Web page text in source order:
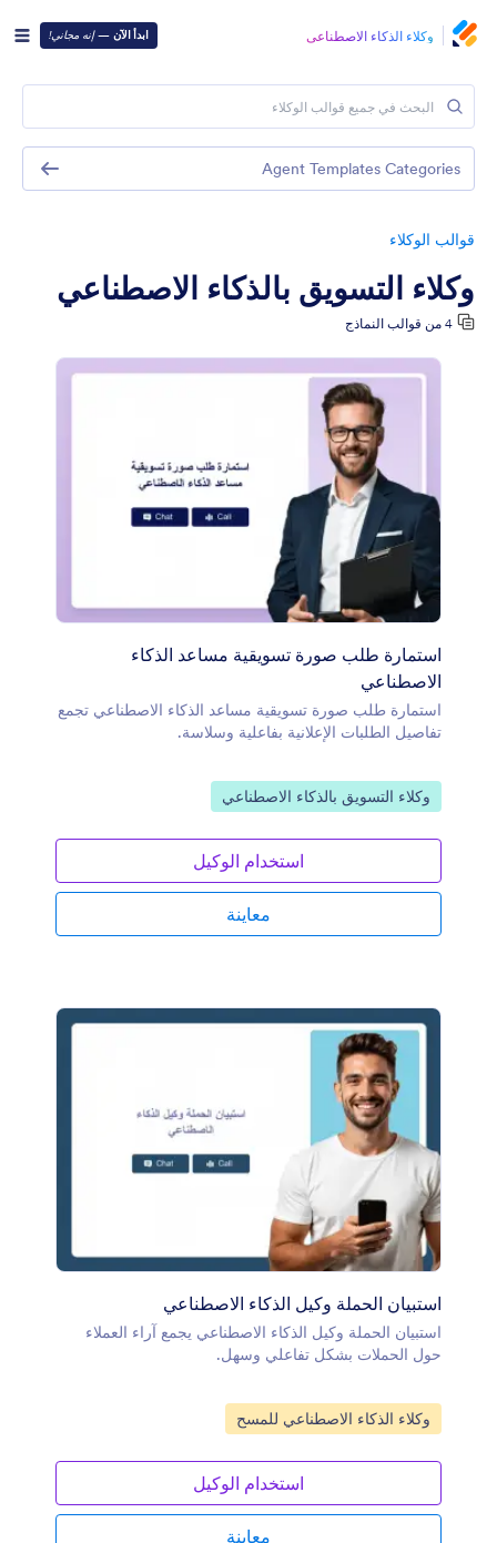
وكلاء الذكاء الاصطناعي ابدأ الآن —إنه مجاني!
قوالب الوكلاء
وكلاء التسويق بالذكاء الاصطناعي
4 من قوالب النماذج
استمارة طلب صورة تسويقية مساعد الذكاء
الاصطناعي
استمارة طلب صورة تسويقية مساعد الذكاء الاصطناعي تجمع
تفاصيل الطلبات الإعلانية بفاعلية وسلاسة.
انتقل إلى الفئة:
وكلاء التسويق بالذكاء الاصطناعي
استخدام الوكيل
معاينة
استبيان الحملة وكيل الذكاء الاصطناعي
استبيان الحملة وكيل الذكاء الاصطناعي يجمع آراء العملاء
حول الحملات بشكل تفاعلي وسهل.
انتقل إلى الفئة:
وكلاء الذكاء الاصطناعي للمسح
استخدام الوكيل
معاينة
Agent Templates Categories